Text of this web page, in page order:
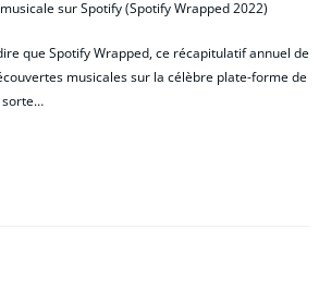
sur Spotify (Spotify Wrapped 2022)
que Spotify Wrapped, ce récapitulatif annuel de
musicales sur la célèbre plate-forme de
sorte…